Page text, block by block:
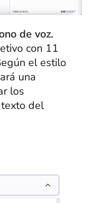
de voz.
con 11
el estilo
una
los
del